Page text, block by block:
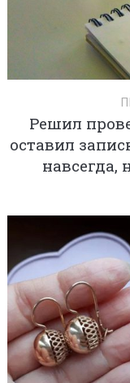
Решил
оставил
навсегда,